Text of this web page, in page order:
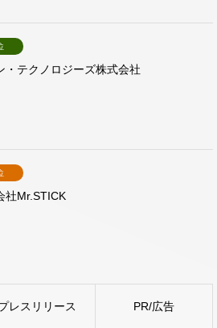
・テクノロジーズ株式会社
社Mr.STICK
レスリリース PR/広告